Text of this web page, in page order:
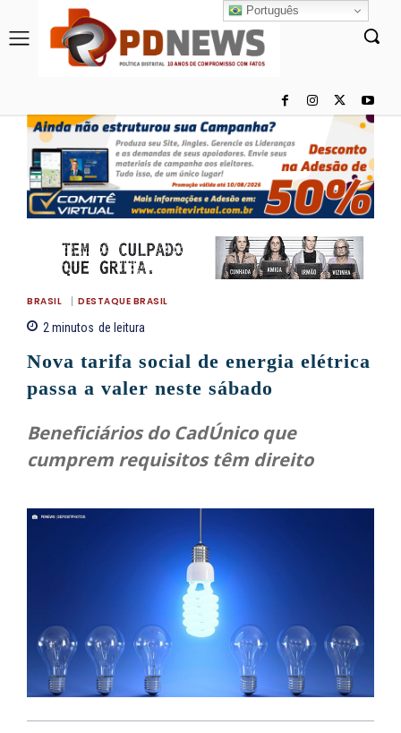
BRASIL DESTAQUE BRASIL
2minutos de leitura
Nova tarifa social de energia elétrica
passa a valer neste sábado
Beneficiários do CadÚnico que
cumprem requisitos têm direito
Português